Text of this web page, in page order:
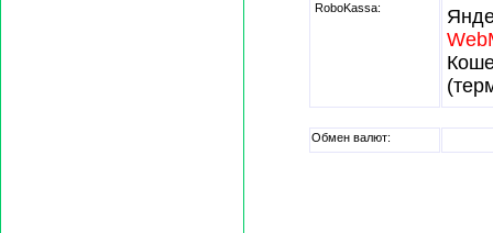
RoboKassa:
Обмен валют: